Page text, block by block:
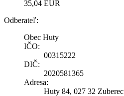
35,04 EUR
Odberateľ:
Obec Huty
IČO:
00315222
DIČ:
2020581365
Adresa:
Huty 84, 027 32 Zuberec